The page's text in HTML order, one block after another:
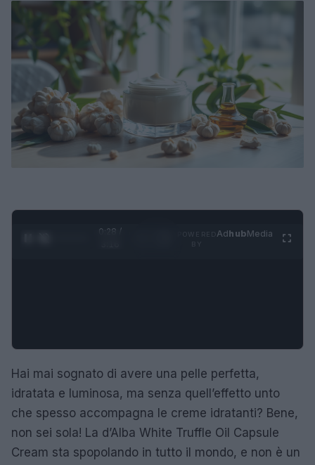
0:29 /
AdhubMedia
Hai mai sognato di avere una pelle perfetta,
idratata e luminosa, ma senza quell’effetto unto
che spesso accompagna le creme idratanti? Bene,
non sei sola! La d’Alba White Truffle Oil Capsule
Cream sta spopolando in tutto il mondo, e non è un